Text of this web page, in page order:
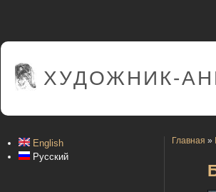
ХУДОЖНИК-
English
Русский
Главная »